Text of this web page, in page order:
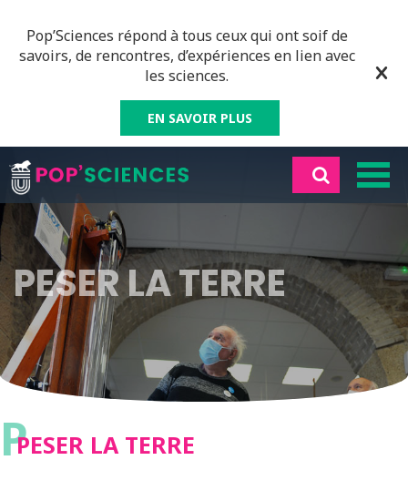
Pop’Sciences répond à tous ceux qui ont soif de
savoirs, de rencontres, d’expériences en lien avec
les sciences.
EN SAVOIR PLUS
PESER LA TERRE
PPESER LA TERRE